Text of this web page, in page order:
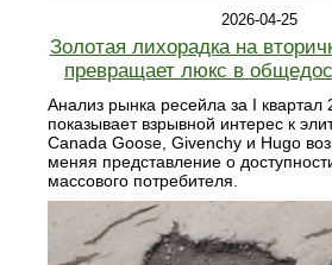
2026-04-25
Золотая лихорадка на
превращает люкс в
Анализ рынка ресейла за I квартал
показывает взрывной интерес к
Canada Goose, Givenchy и Hugo
меняя представление о
массового потребителя.